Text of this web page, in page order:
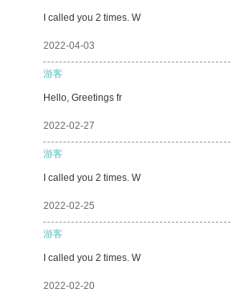
I called you 2 times. W
2022-04-03
游客
Hello, Greetings fr
2022-02-27
游客
I called you 2 times. W
2022-02-25
游客
I called you 2 times. W
2022-02-20